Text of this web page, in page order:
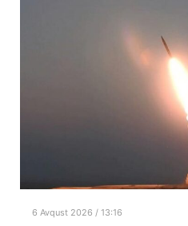
6 Avqust 2026 / 13:16